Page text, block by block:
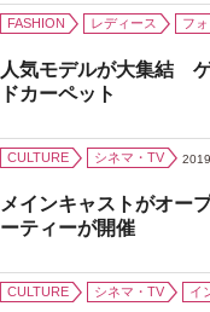
FASHION レディース フ
人気モデルが大集結
ドカーペット
CULTURE シネマ・TV
メインキャストがオー
ーティーが開催
CULTURE シネマ・TV イ